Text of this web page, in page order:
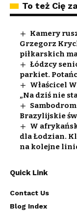
To też Cię
Kamery
Grzegorz
piłkarskich
Łódzcy
parkiet.
Właścicel
„Na dziś nie
Brazylijskie
W
dla Łodzian.
na kolejne
Quick Link
Contact Us
Blog Index